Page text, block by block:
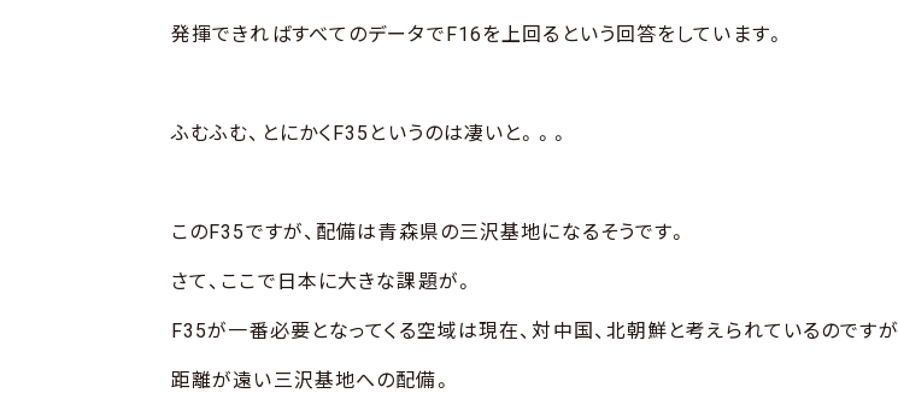
発揮できればすべてのデータでF16を上回るという回答をしています。
ふむふむ、とにかくF35というのは凄いと。。。
このF35ですが、配備は青森県の三沢基地になるそうです。
さて、ここで日本に大きな課題が。
F35が一番必要となってくる空域は現在、対中国、北朝鮮と考えられているのですが
距離が遠い三沢基地への配備。